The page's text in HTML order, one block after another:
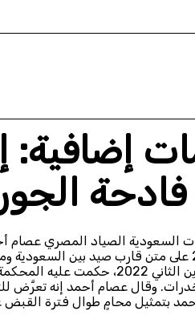
إضافية:
الجور
2025، أعدمت السلطات السعودية
السلطات السعودية في ديسمبر/كانون الأول 2021 على
مسدسًا أجبره على نقل مخدرات. وفي
وقال عصام أحمد إنه
بتمثيل محامٍ طوال فترة القبض